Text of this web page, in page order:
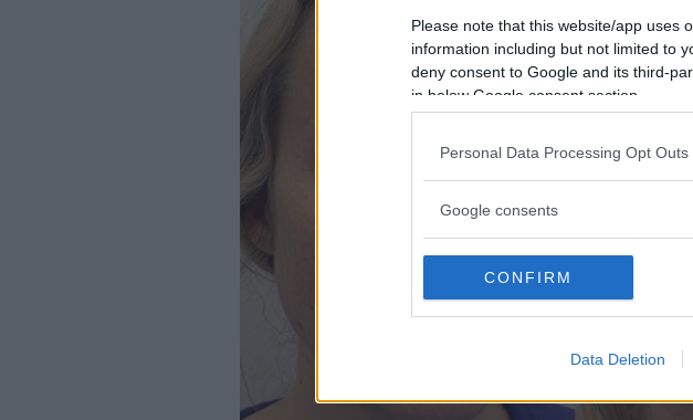
Please note that this website/app uses
information including but not limited to
deny consent to Google and its third-
in below Google consent section.
Personal Data Processing Opt Outs
Google consents
CONFIRM
Data Deletion